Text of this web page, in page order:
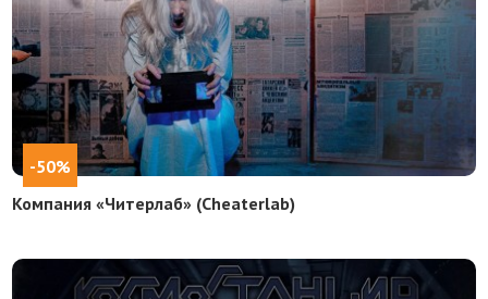
-50%
Компания «Читерлаб» (Cheaterlab)